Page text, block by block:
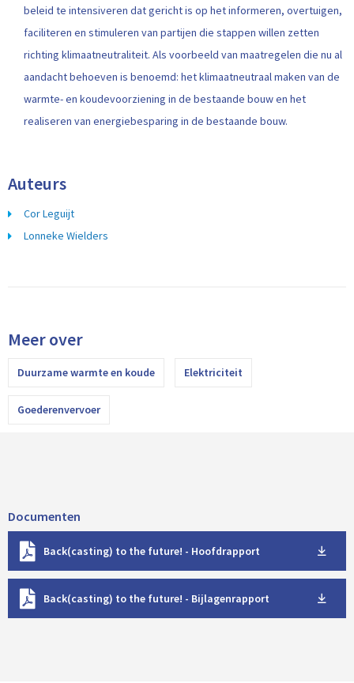
beleid te intensiveren dat gericht is op het informeren, overtuigen,
faciliteren en stimuleren van partijen die stappen willen zetten
richting klimaatneutraliteit. Als voorbeeld van maatregelen die nu al
aandacht behoeven is benoemd: het klimaatneutraal maken van de
warmte- en koudevoorziening in de bestaande bouw en het
realiseren van energiebesparing in de bestaande bouw.
Auteurs
Cor Leguijt
Lonneke Wielders
Meer over
Duurzame warmte en koude Elektriciteit
Goederenvervoer
Documenten
Back(casting) to the future! - Hoofdrapport
w
o
Back(casting) to the future! - Bijlagenrapport
w